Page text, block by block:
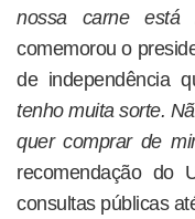
nossa carne está
comemorou o
de independência
tenho muita sorte.
quer comprar de
recomendação do
consultas públicas